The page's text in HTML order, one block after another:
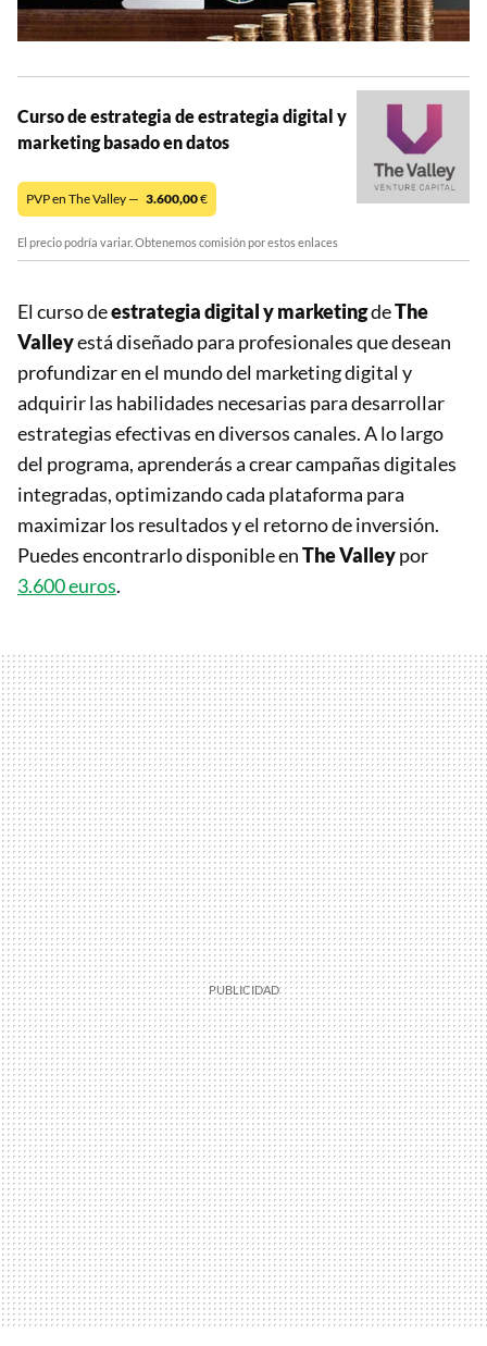
Curso de estrategia de estrategia digital y
marketing basado en datos
PVP en The Valley — 3.600,00€
El precio podría variar. Obtenemos comisión por estos enlaces
El curso deestrategia digital y marketingdeThe
Valleyestá diseñado para profesionales que desean
profundizar en el mundo del marketing digital y
adquirir las habilidades necesarias para desarrollar
estrategias efectivas en diversos canales. A lo largo
del programa, aprenderás a crear campañas digitales
integradas, optimizando cada plataforma para
maximizar los resultados y el retorno de inversión.
Puedes encontrarlo disponible enThe Valleypor
3.600 euros.